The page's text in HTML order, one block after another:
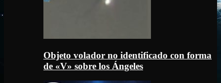
Objeto volador no identificado con forma
de «V» sobre los Ángeles